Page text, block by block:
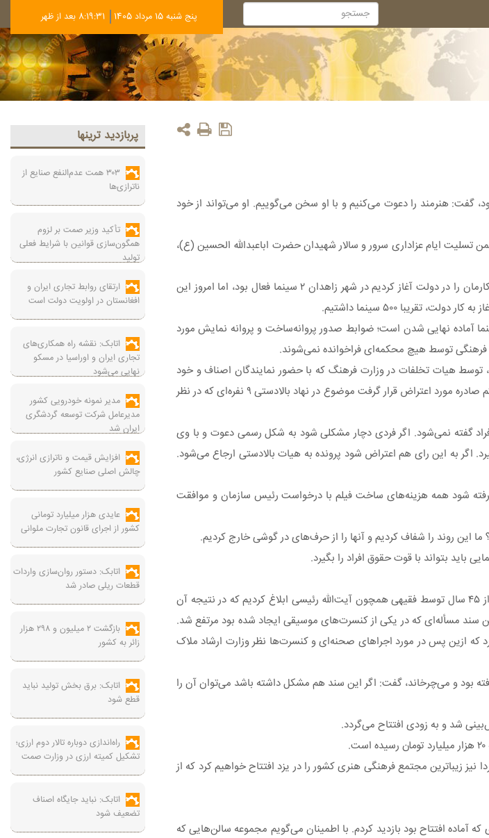
پنج شنبه 15 مرداد 1405 8:19:31 بعد از ظهر
گفت: هنرمند را دعوت می‌کنیم و با او سخن می‌گوییم. او می‌تواند از خود
تسلیت ایام عزاداری سرور و سالار شهیدان حضرت اباعبدالله الحسین (ع)،
وی افزود: در دولت سیزدهم تلاش کردیم بسیاری از زیرساخت‌ها را ارتقا دهیم. به عنوان مثال زمانی که کارمان را در دولت آغاز کردیم در شهر زاهدان ۲ سینما فعال بود، اما امروز این
آماده نهایی شدن است؛ ضوابط صدور پروانه‌ساخت و پروانه نمایش مورد
فرهنگی توسط هیچ محکمه‌ای فراخوانده نمی‌شوند.
توسط هیات تخلفات در وزارت فرهنگ که با حضور نمایندگان اصناف و خود
هنرمند تشکیل می‌شود مورد بررسی قرار می‌گیرد، در این جلسه خود هنرمند سخنانش را می‌گوید و اگر حکم صادره مورد اعتراض قرار گرفت موضوع در نهاد بالادستی ۹ نفره‌ای که در نظر
گفته نمی‌شود. اگر فردی دچار مشکلی شود به شکل رسمی دعوت و با وی
به این رای هم اعتراض شود پرونده به هیات بالادستی ارجاع می‌شود.
شود همه هزینه‌های ساخت فیلم با درخواست رئیس سازمان و موافقت
ما این روند را شفاف کردیم و آنها را از حرف‌های در گوشی خارج کردیم.
باید بتواند با قوت حقوق افراد را بگیرد.
وی افزود: اتفاقاتی که در این دوره رخ داد گام های بلندی برای حل مشکلات است. سند موسیقی را بعد از ۴۵ سال توسط فقیهی همچون آیت‌الله رئیسی ابلاغ کردیم که در نتیجه آن
سند مسأله‌ای که در یکی از کنسرت‌های موسیقی ایجاد شده بود مرتفع شد.
که ازین پس در مورد اجراهای صحنه‌ای و کنسرت‌ها نظر وزارت ارشاد ملاک
بود و می‌چرخاند، گفت: اگر این سند هم مشکل داشته باشد می‌توان آن را
شد و به زودی افتتاح می‌گردد.
سازی، اظهار کرد: در استان کردستان ۶ پلاتو افتتاح کردیم، فردا نیز زیباترین مجتمع فرهنگی هنری کشور را در یزد افتتاح خواهیم کرد که از
افتتاح بود بازدید کردم. با اطمینان می‌گویم مجموعه سالن‌هایی که
پربازديد ترينها
۳۰۳ همت عدم‌النفع صنایع از
ناترازی‌ها
تأکید وزیر صمت بر لزوم
همگون‌سازی قوانین با شرایط فعلی
تولید
ارتقای روابط تجاری ایران و
افغانستان در اولویت دولت است
اتابک: نقشه راه همکاری‌های
تجاری ایران و اوراسیا در مسکو
نهایی می‌شود
مدیر نمونه خودرویی کشور
مدیرعامل شرکت توسعه گردشگری
ایران شد
افزایش قیمت و ناترازی انرژی،
چالش اصلی صنایع کشور
عایدی هزار میلیارد تومانی
کشور از اجرای قانون تجارت ملوانی
اتابک: دستور روان‌سازی واردات
قطعات ریلی صادر شد
بازگشت ۲ میلیون و ۲۹۸ هزار
زائر به کشور
اتابک: برق بخش تولید نباید
قطع شود
راه‌اندازی دوباره تالار دوم ارزی؛
تشکیل کمیته ارزی در وزارت صمت
اتابک: نباید جایگاه اصناف
تضعیف شود